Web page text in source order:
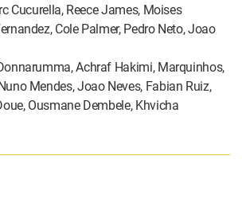
Cucurella, Reece James, Moises
Cole Palmer, Pedro Neto, Joao
Achraf Hakimi, Marquinhos,
Mendes, Joao Neves, Fabian Ruiz,
Ousmane Dembele, Khvicha